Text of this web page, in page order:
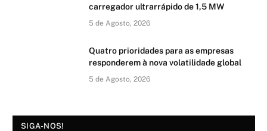
carregador ultrarrápido de 1,5 MW
5 de Agosto, 2026
Quatro prioridades para as empresas
responderem à nova volatilidade global
5 de Agosto, 2026
SIGA-NOS!